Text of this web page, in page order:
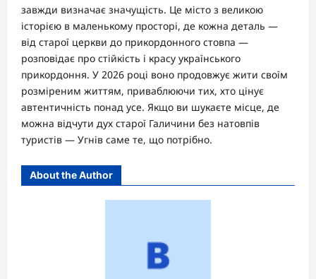
завжди визначає значущість. Це місто з великою
історією в маленькому просторі, де кожна деталь —
від старої церкви до прикордонного стовпа —
розповідає про стійкість і красу українського
прикордоння. У 2026 році воно продовжує жити своїм
розміреним життям, приваблюючи тих, хто цінує
автентичність понад усе. Якщо ви шукаєте місце, де
можна відчути дух старої Галичини без натовпів
туристів — Угнів саме те, що потрібно.
About the Author